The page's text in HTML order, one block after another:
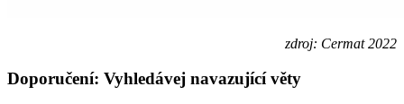
zdroj: Cermat 2022
Doporučení: Vyhledávej navazující věty